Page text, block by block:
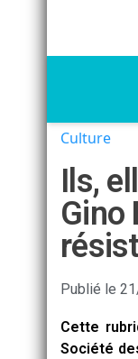
Culture
Ils,
Gino
Publié le
Cette
Société